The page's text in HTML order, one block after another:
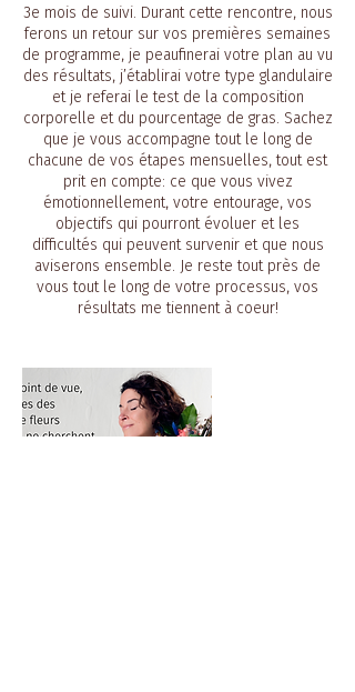
3e mois de suivi. Durant cette rencontre, nous
ferons un retour sur vos premières semaines
de programme, je peaufinerai votre plan au vu
des résultats, j’établirai votre type glandulaire
et je referai le test de la composition
corporelle et du pourcentage de gras. Sachez
que je vous accompagne tout le long de
chacune de vos étapes mensuelles, tout est
prit en compte: ce que vous vivez
émotionnellement, votre entourage, vos
objectifs qui pourront évoluer et les
difficultés qui peuvent survenir et que nous
aviserons ensemble. Je reste tout près de
vous tout le long de votre processus, vos